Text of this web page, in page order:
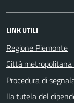
LINK UTILI
Regione Piemonte
Città metropolitana
Procedura di
lla tutela del